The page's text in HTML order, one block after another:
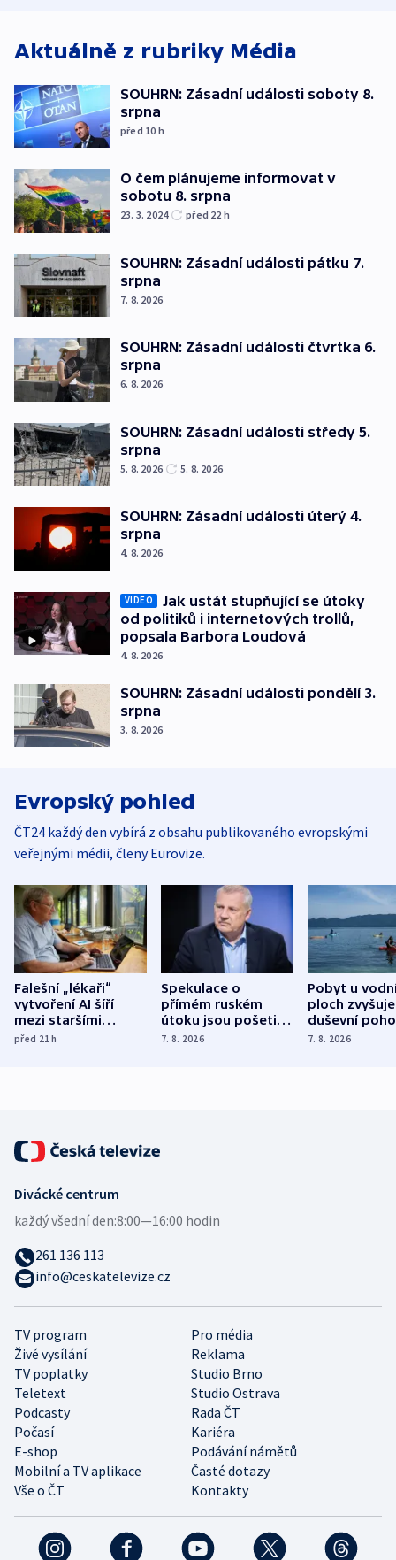
Aktuálně z rubriky Média
SOUHRN: Zásadní události soboty 8.
srpna
před 10 h
O čem plánujeme informovat v
sobotu 8. srpna
23. 3. 2024 před 22 h
SOUHRN: Zásadní události pátku 7.
srpna
7. 8. 2026
SOUHRN: Zásadní události čtvrtka 6.
srpna
6. 8. 2026
SOUHRN: Zásadní události středy 5.
srpna
5. 8. 2026 5. 8. 2026
SOUHRN: Zásadní události úterý 4.
srpna
4. 8. 2026
VIDEO
Jak ustát stupňující se útoky
od politiků i internetových trollů,
popsala Barbora Loudová
4. 8. 2026
SOUHRN: Zásadní události pondělí 3.
srpna
3. 8. 2026
Evropský pohled
ČT24 každý den vybírá z obsahu publikovaného evropskými
veřejnými médii, členy Eurovize.
Falešní „lékaři“
vytvoření AI šíří
mezi staršími
Poláky nebezpečné
před 21h
Spekulace o
přímém ruském
útoku jsou pošetilé,
míní estonský
7. 8. 2026
Pobyt u
ploch zvyšuje
duševní
ukázala
7. 8. 2026
TV program
Pro média
Živé vysílání
Reklama
TV poplatky
Studio Brno
Teletext
Studio Ostrava
Podcasty
Rada ČT
Počasí
Kariéra
E-shop
Podávání námětů
Mobilní a TV aplikace
Časté dotazy
Vše o ČT
Kontakty
Divácké centrum
každý všední den:8:00—16:00 hodin
261 136 113
info@ceskatelevize.cz